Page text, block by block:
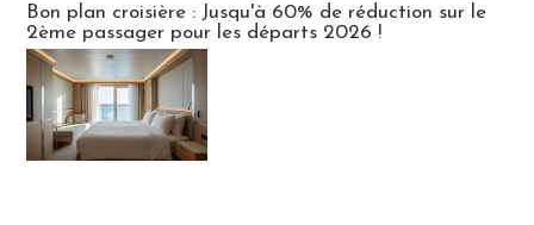
Bon plan croisière : Jusqu'à 60% de réduction sur le
2ème passager pour les départs 2026 !